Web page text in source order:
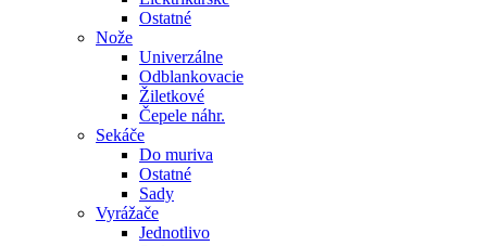
Ostatné
Nože
Univerzálne
Odblankovacie
Žiletkové
Čepele náhr.
Sekáče
Do muriva
Ostatné
Sady
Vyrážače
Jednotlivo